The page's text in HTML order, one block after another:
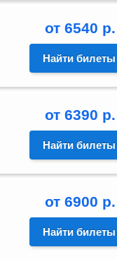
от 6540 р.
Найти билеты
от 6390 р.
Найти билеты
от 6900 р.
Найти билеты